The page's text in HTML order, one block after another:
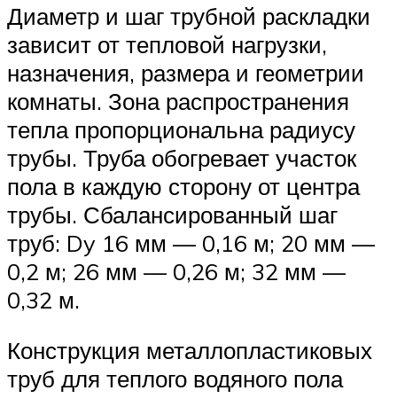
Диаметр и шаг трубной раскладки
зависит от тепловой нагрузки,
назначения, размера и геометрии
комнаты. Зона распространения
тепла пропорциональна радиусу
трубы. Труба обогревает участок
пола в каждую сторону от центра
трубы. Сбалансированный шаг
труб: Dy 16 мм — 0,16 м; 20 мм —
0,2 м; 26 мм — 0,26 м; 32 мм —
0,32 м.
Конструкция металлопластиковых
труб для теплого водяного пола